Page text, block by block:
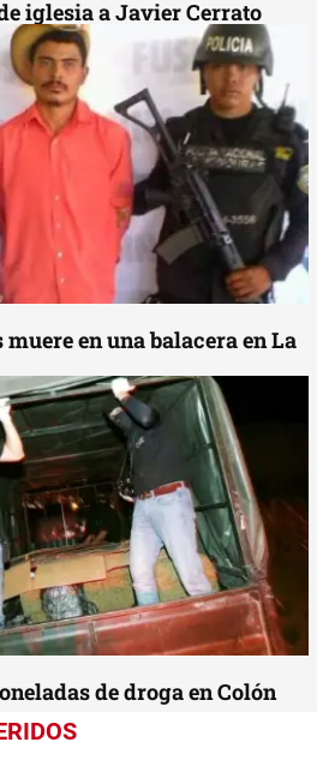
iglesia a Javier Cerrato
en una balacera en La
de droga en Colón